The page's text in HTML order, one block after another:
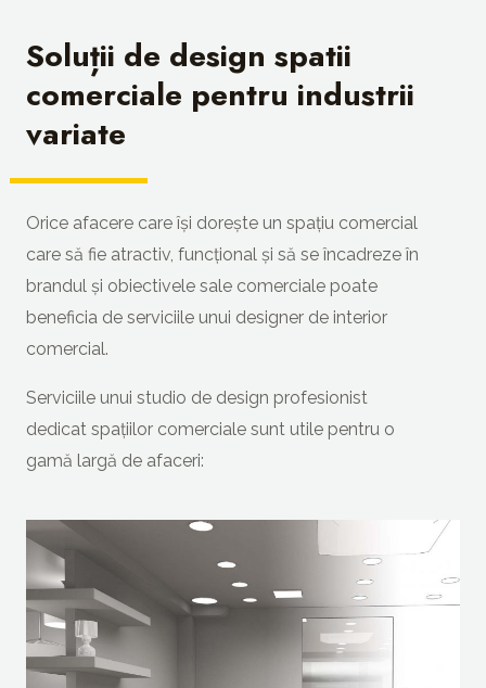
Soluții de design spatii
comerciale pentru industrii
variate
Orice afacere care își dorește un spațiu comercial
care să fie atractiv, funcțional și să se încadreze în
brandul și obiectivele sale comerciale poate
beneficia de serviciile unui designer de interior
comercial.
Serviciile unui studio de design profesionist
dedicat spațiilor comerciale sunt utile pentru o
gamă largă de afaceri: